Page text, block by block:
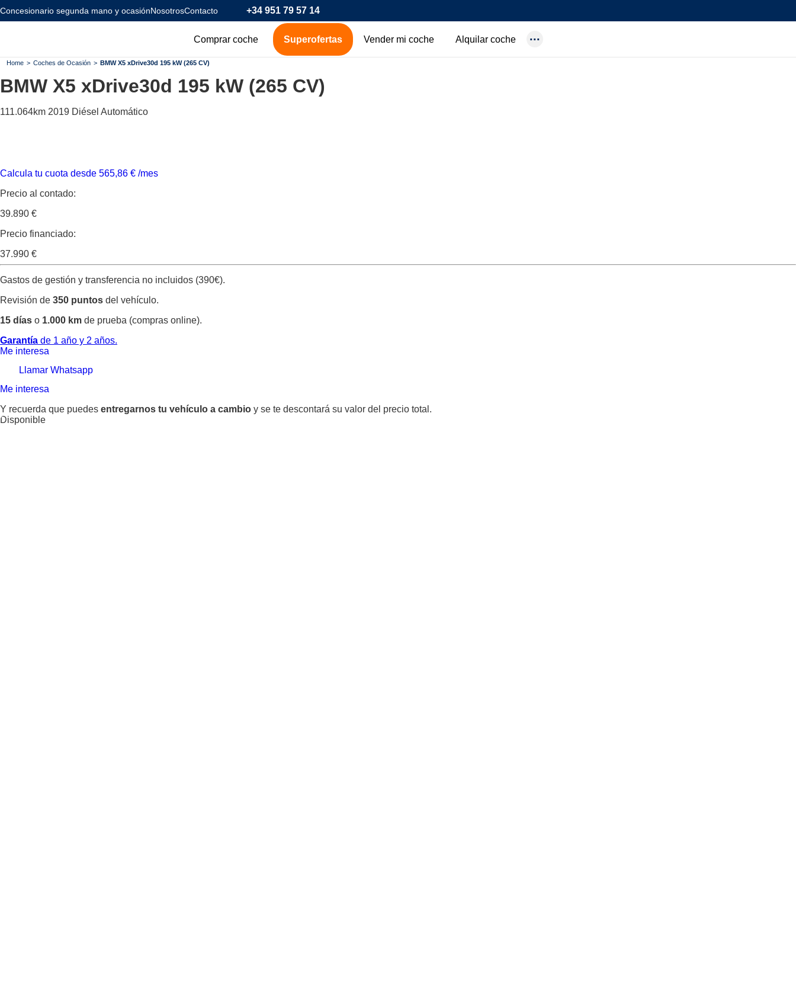
Concesionario segunda mano y ocasiónNosotrosContacto +34 951 79 57 14
Comprar coche
Todos los coches de ocasión
Coches Km0
Superofertas Vender mi coche Alquilar coche
Home > Coches de Ocasión > BMW X5 xDrive30d 195 kW (265 CV)
BMW X5 xDrive30d 195 kW (265 CV)
111.064km 2019 Diésel Automático
Calcula tu cuota desde 565,86 € /mes
Precio al contado:
39.890 €
Precio financiado:
37.990 €
Gastos de gestión y transferencia no incluidos (390€).
Revisión de 350 puntos del vehículo.
15 días o 1.000 km de prueba (compras online).
Garantía de 1 año y 2 años.
Me interesa
Llamar Whatsapp
Me interesa
Y recuerda que puedes entregarnos tu vehículo a cambio y se te descontará su valor del precio total.
Disponible